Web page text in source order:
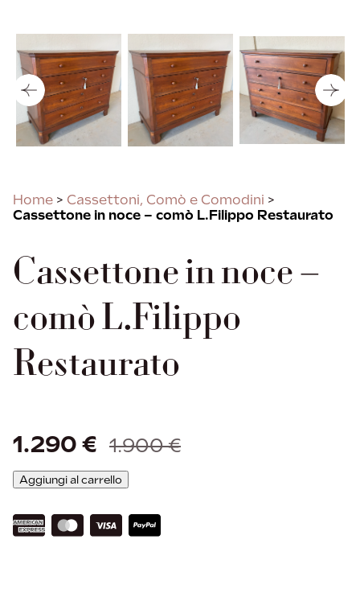
Home > Cassettoni, Comò e Comodini >
Cassettone in noce – comò L.Filippo Restaurato
Cassettone in noce –
comò L.Filippo
Restaurato
1.900€prezzo
originale
1.290 €
prezzo
attuale
Aggiungi al carrello